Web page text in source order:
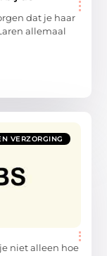
dat je haar
allemaal
VERZORGING
niet alleen hoe